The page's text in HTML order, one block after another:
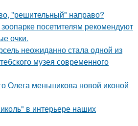
"решительный" направо?
посетителям рекомендуют
очки.
неожиданно стала одной из
музея современного
Олега меньшикова новой иконой
в интерьере наших